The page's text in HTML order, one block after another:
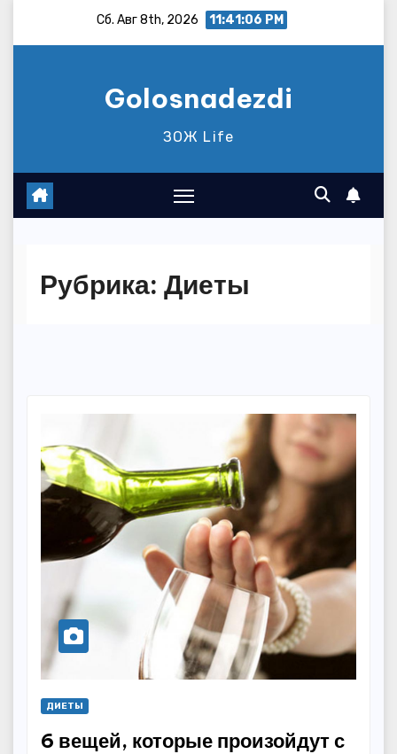
Сб. Авг 8th, 2026 11:41:08 PM
Golosnadezdi
ЗОЖ Life
Рубрика: Диеты
ДИЕТЫ
6 вещей, которые произойдут с